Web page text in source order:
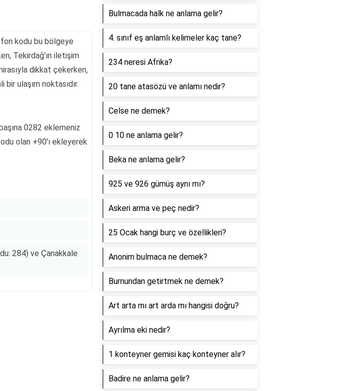
kodu bu bölgeye
Tekirdağ'ın iletişim
dikkat çekerken,
ulaşım noktasıdır.
0282 eklemeniz
olan +90'ı ekleyerek
284) ve Çanakkale
Bulmacada halk ne anlama gelir?
4. sınıf eş anlamlı kelimeler kaç tane?
234 neresi Afrika?
20 tane atasözü ve anlamı nedir?
Celse ne demek?
0 10 ne anlama gelir?
Beka ne anlama gelir?
925 ve 926 gümüş aynı mı?
Askeri arma ve peç nedir?
25 Ocak hangi burç ve özellikleri?
Anonim bulmaca ne demek?
Burnundan getirtmek ne demek?
Art arta mı art arda mı hangisi doğru?
Ayrılma eki nedir?
1 konteyner gemisi kaç konteyner alır?
Badire ne anlama gelir?